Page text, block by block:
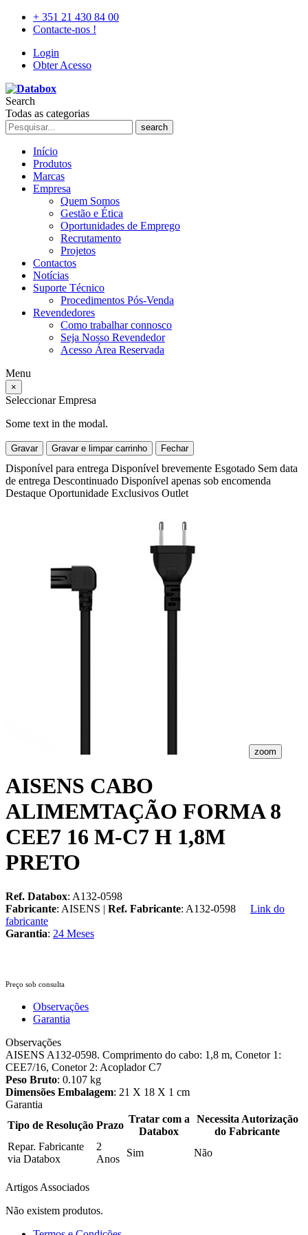
+ 351 21 430 84 00
Contacte-nos !
Login
Obter Acesso
Search
Todas as categorias
search
Início
Produtos
Marcas
Empresa
Quem Somos
Gestão e Ética
Oportunidades de Emprego
Recrutamento
Projetos
Contactos
Notícias
Suporte Técnico
Procedimentos Pós-Venda
Revendedores
Como trabalhar connosco
Seja Nosso Revendedor
Acesso Área Reservada
Menu
×
Seleccionar Empresa
Some text in the modal.
Gravar Gravar e limpar carrinho Fechar
Disponível para entrega Disponível brevemente Esgotado Sem data
de entrega Descontinuado Disponível apenas sob encomenda
Destaque Oportunidade Exclusivos Outlet
zoom
AISENS CABO
ALIMEMTAÇÃO FORMA 8
CEE7 16 M-C7 H 1,8M
PRETO
Ref. Databox: A132-0598
Fabricante: AISENS | Ref. Fabricante: A132-0598
Link do
fabricante
Garantia: 24 Meses
Preço sob consulta
Observações
Garantia
Observações
AISENS A132-0598. Comprimento do cabo: 1,8 m, Conetor 1:
CEE7/16, Conetor 2: Acoplador C7
Peso Bruto: 0.107 kg
Dimensões Embalagem: 21 X 18 X 1 cm
Garantia
Tipo de Resolução Prazo
Tratar com a
Databox
Necessita Autorização
do Fabricante
Repar. Fabricante
via Databox
2
Anos
Sim Não
Artigos Associados
Não existem produtos.